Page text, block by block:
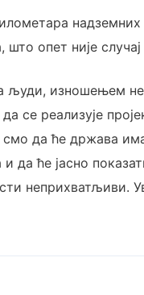
опет није
људи, изношењем
се реализује
да ће држава
да ће јасно
неприхватљиви.